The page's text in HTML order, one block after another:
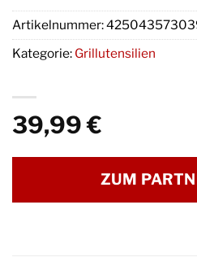
39,99€
ZUM
Artikelnummer:
Kategorie: Grillutensilien